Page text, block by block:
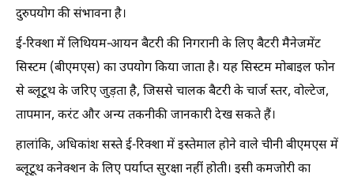
दुरुपयोग की संभावना है।
ई-रिक्शा में लिथियम-आयन बैटरी की निगरानी के लिए बैटरी मैनेजमेंट
सिस्टम (बीएमएस) का उपयोग किया जाता है। यह सिस्टम मोबाइल फोन
से ब्लूटूथ के जरिए जुड़ता है, जिससे चालक बैटरी के चार्ज स्तर, वोल्टेज,
तापमान, करंट और अन्य तकनीकी जानकारी देख सकते हैं।
हालांकि, अधिकांश सस्ते ई-रिक्शा में इस्तेमाल होने वाले चीनी बीएमएस में
ब्लूटूथ कनेक्शन के लिए पर्याप्त सुरक्षा नहीं होती। इसी कमजोरी का